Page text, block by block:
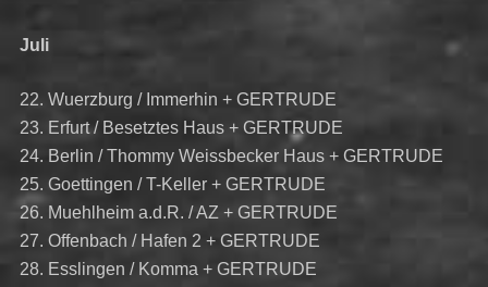
Juli
22. Wuerzburg / Immerhin + GERTRUDE
23. Erfurt / Besetztes Haus + GERTRUDE
24. Berlin / Thommy Weissbecker Haus + GERTRUDE
25. Goettingen / T-Keller + GERTRUDE
26. Muehlheim a.d.R. / AZ + GERTRUDE
27. Offenbach / Hafen 2 + GERTRUDE
28. Esslingen / Komma + GERTRUDE